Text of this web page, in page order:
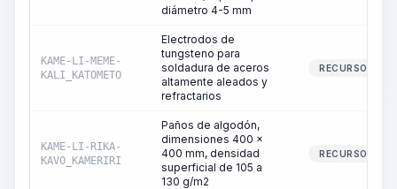
diámetro 4-5 mm
KAME-LI-MEME-
KALI_KATOMETO
Electrodos de
tungsteno para
soldadura de aceros
altamente aleados y
refractarios
RECURSO
KAME-LI-RIKA-
KAVO_KAMERIRI
Paños de algodón,
dimensiones 400 x
400 mm, densidad
superficial de 105 a
130 g/m2
RECURSO